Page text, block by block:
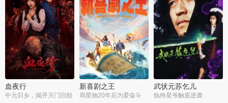
血夜行
中元归乡，揭开灭门旧怨
新喜剧之王
周星驰20年后为爱奋斗
武状元苏乞儿
纨绔星爷触底逆袭